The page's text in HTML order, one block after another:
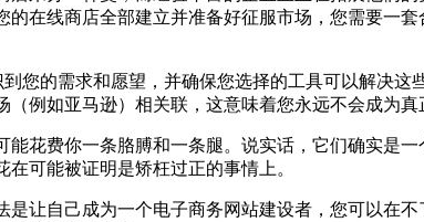
在线商店全部建立并准备好征服市场，您需要一
的需求和愿望，并确保您选择的工具可以解决这
例如亚马逊）相关联，这意味着您永远不会成为真
费你一条胳膊和一条腿。说实话，它们确实是一
可能被证明是矫枉过正的事情上。
自己成为一个电子商务网站建设者，您可以在不